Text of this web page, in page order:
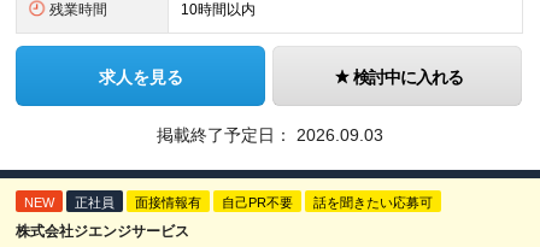
残業時間 10時間以内
求人を見る 検討中に入れる
掲載終了予定日： 2026.09.03
NEW 正社員 面接情報有 自己PR不要 話を聞きたい応募可
株式会社ジエンジサービス